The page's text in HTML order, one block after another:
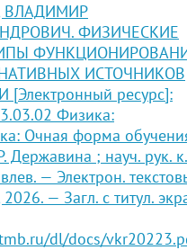
ВЛАДИМИР
ФИЗИЧЕСКИЕ
ИСТОЧНИКОВ
[Электронный ресурс]:
Физика:
Очная форма
Державина ; науч. рук. к.
— Электрон.
— Загл. с титул.
dl/docs/